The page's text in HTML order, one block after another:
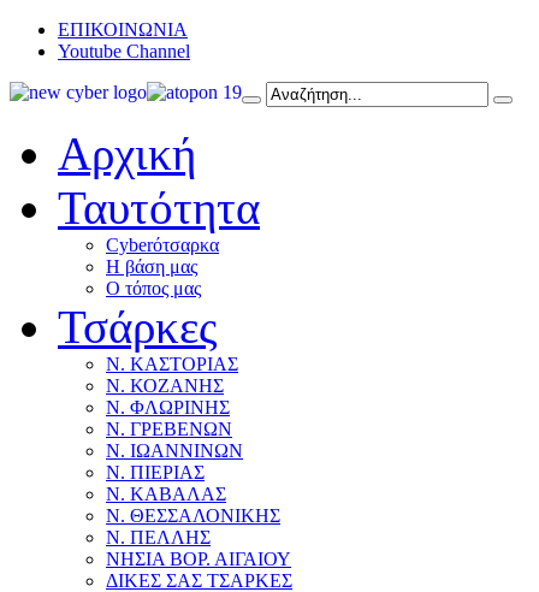
ΕΠΙΚΟΙΝΩΝΙΑ
Youtube Channel
Αρχική
Ταυτότητα
Cyberότσαρκα
Η βάση μας
Ο τόπος μας
Τσάρκες
Ν. ΚΑΣΤΟΡΙΑΣ
Ν. ΚΟΖΑΝΗΣ
Ν. ΦΛΩΡΙΝΗΣ
Ν. ΓΡΕΒΕΝΩΝ
Ν. ΙΩΑΝΝΙΝΩΝ
Ν. ΠΙΕΡΙΑΣ
Ν. ΚΑΒΑΛΑΣ
Ν. ΘΕΣΣΑΛΟΝΙΚΗΣ
Ν. ΠΕΛΛΗΣ
ΝΗΣΙΑ ΒΟΡ. ΑΙΓΑΙΟΥ
ΔΙΚΕΣ ΣΑΣ ΤΣΑΡΚΕΣ